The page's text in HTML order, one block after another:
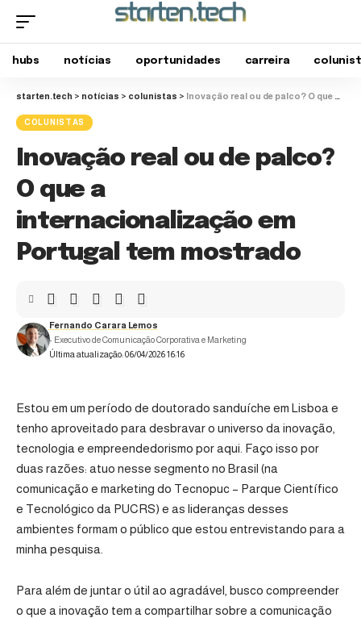
hubs notícias oportunidades carreira
starten.tech > notícias > colunistas > Inovação real ou de palco? O que a internacionalização em Portugal tem mostrado
COLUNISTAS
Inovação real ou de palco?
O que a
internacionalização em
Portugal tem mostrado
Última atualização: 06/04/2026 16:16
Fernando Carara Lemos
- Executivo de Comunicação Corporativa e Marketing
Estou em um período de doutorado sanduíche em Lisboa e
tenho aproveitado para desbravar o universo da inovação,
tecnologia e empreendedorismo por aqui. Faço isso por
duas razões: atuo nesse segmento no Brasil (na
comunicação e marketing do Tecnopuc – Parque Científico
e Tecnológico da PUCRS) e as lideranças desses
ambientes formam o público que estou entrevistando para a
minha pesquisa.
Para além de juntar o útil ao agradável, busco compreender
o que a inovação tem a compartilhar sobre a comunicação